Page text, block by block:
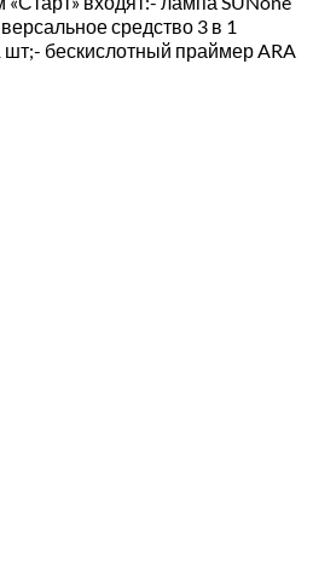
средство 3 в 1
шт;- бескислотный праймер ARA